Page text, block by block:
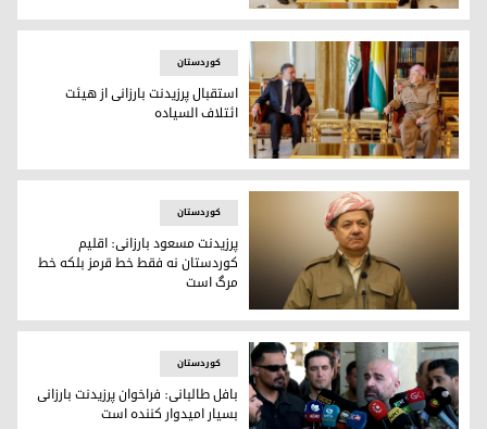
پرزیدنت مسعود بارزانی و مایک برایسون ریچاردسون، سفیر
پرزیدنت مسعود بارزانی و خمیس خنجر، رئیس ائتلاف السیاده
کوردستان
استقبال پرزیدنت بارزانی از هیئت
ائتلاف السیاده
پرزیدنت مسعود بارزانی
کوردستان
پرزیدنت مسعود بارزانی: اقلیم
کوردستان نه فقط خط قرمز بلکه خط
مرگ است
کوردستان
بافل طالبانی: فراخوان پرزیدنت بارزانی
بسیار امیدوار کننده است